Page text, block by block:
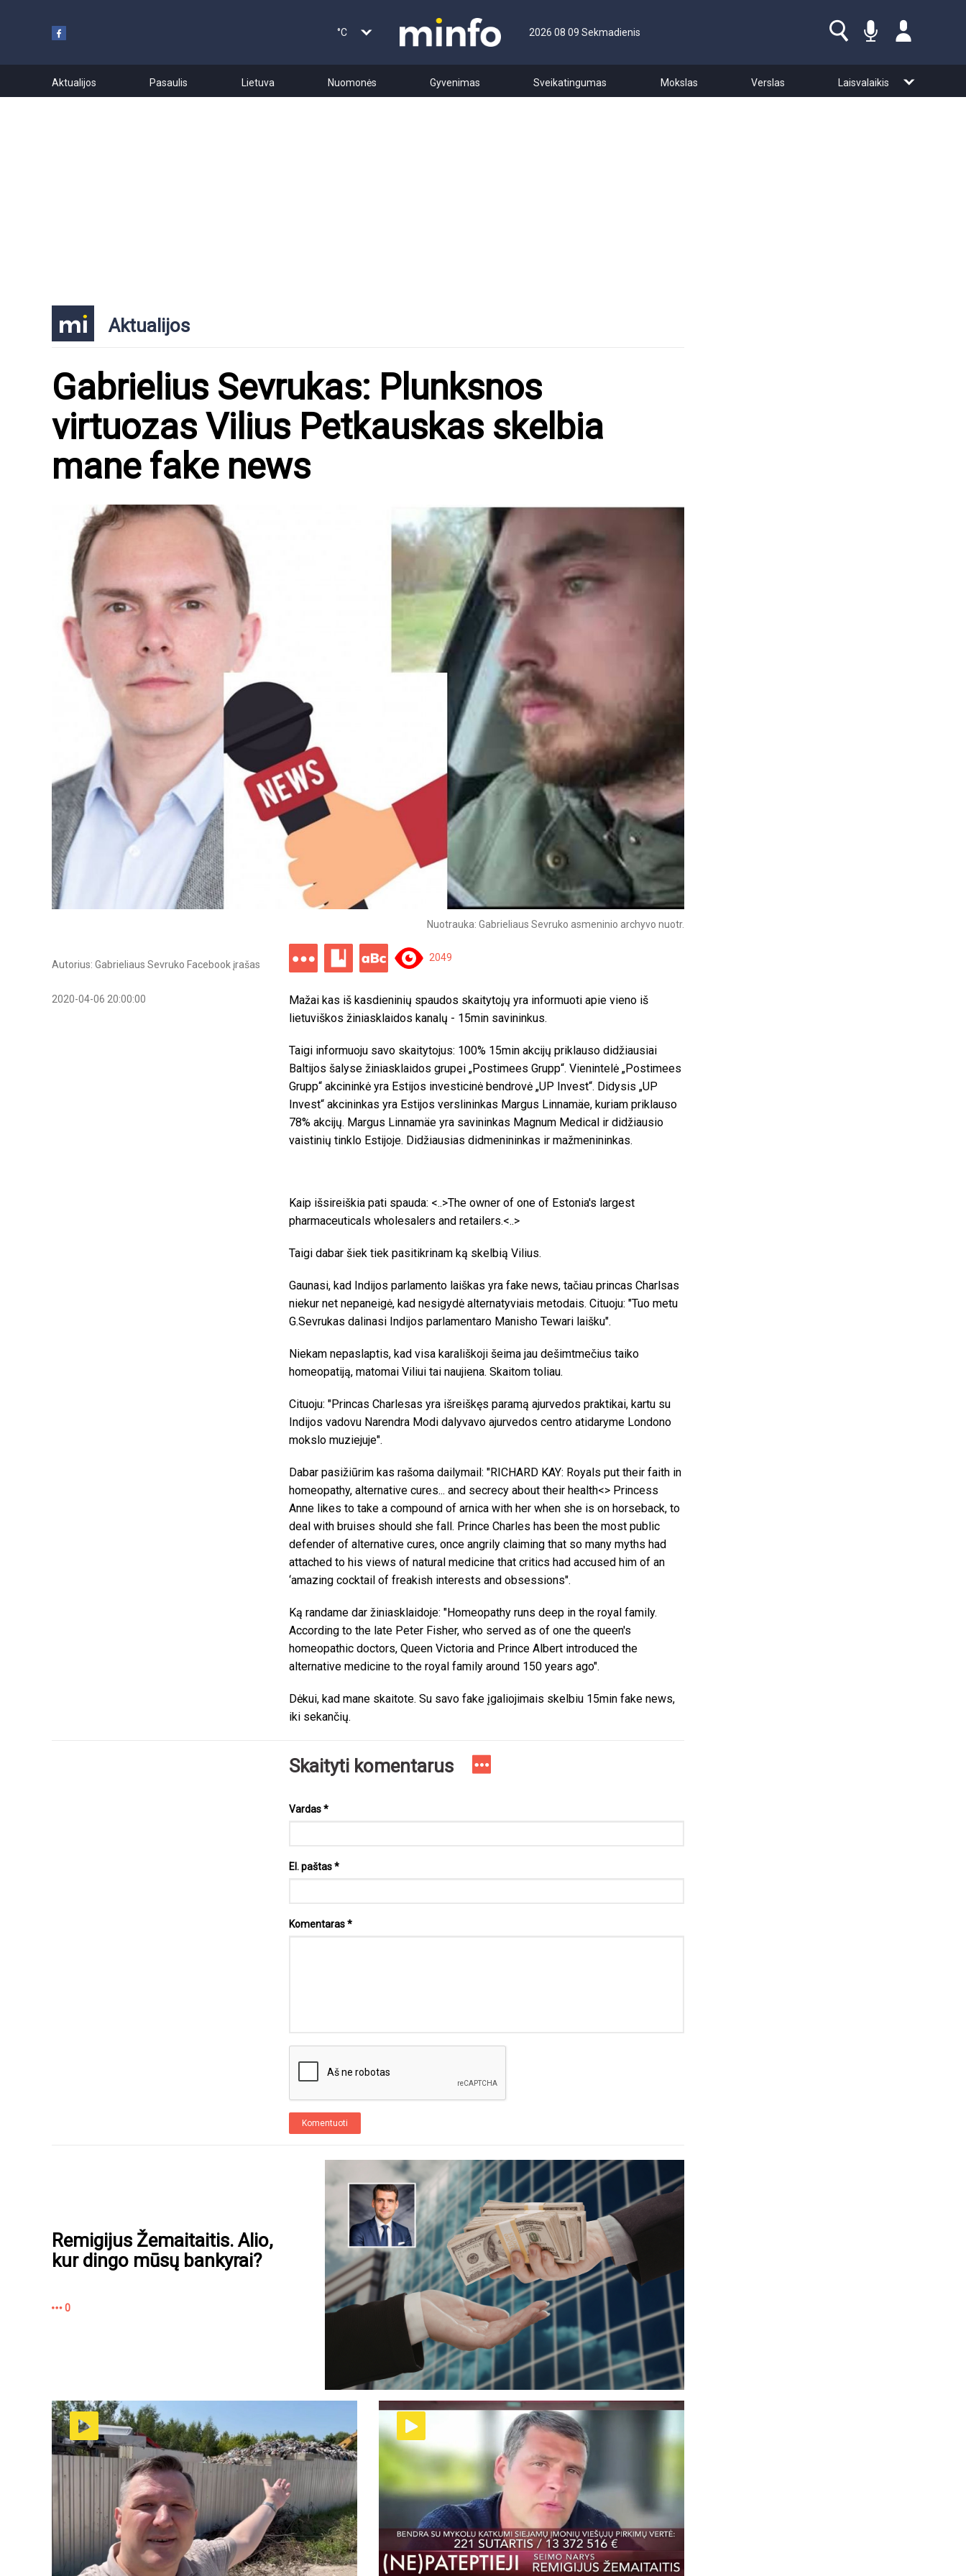
°C 2026 08 09 Sekmadienis
Aktualijos Pasaulis Lietuva Nuomonės Gyvenimas Sveikatingumas Mokslas Verslas Laisvalaikis
Aktualijos
Gabrielius Sevrukas: Plunksnos
virtuozas Vilius Petkauskas skelbia
mane fake news
Nuotrauka: Gabrieliaus Sevruko asmeninio archyvo nuotr.
Autorius: Gabrieliaus Sevruko Facebook įrašas
2049
2020-04-06 20:00:00
Mažai kas iš kasdieninių spaudos skaitytojų yra informuoti apie vieno iš
lietuviškos žiniasklaidos kanalų - 15min savininkus.
Taigi informuoju savo skaitytojus: 100% 15min akcijų priklauso didžiausiai
Baltijos šalyse žiniasklaidos grupei „Postimees Grupp“. Vienintelė „Postimees
Grupp“ akcininkė yra Estijos investicinė bendrovė „UP Invest“. Didysis „UP
Invest“ akcininkas yra Estijos verslininkas Margus Linnamäe, kuriam priklauso
78% akcijų. Margus Linnamäe yra savininkas Magnum Medical ir didžiausio
vaistinių tinklo Estijoje. Didžiausias didmenininkas ir mažmenininkas.
Kaip išsireiškia pati spauda: <..>The owner of one of Estonia's largest
pharmaceuticals wholesalers and retailers.<..>
Taigi dabar šiek tiek pasitikrinam ką skelbią Vilius.
Gaunasi, kad Indijos parlamento laiškas yra fake news, tačiau princas Charlsas
niekur net nepaneigė, kad nesigydė alternatyviais metodais. Cituoju: "Tuo metu
G.Sevrukas dalinasi Indijos parlamentaro Manisho Tewari laišku".
Niekam nepaslaptis, kad visa karališkoji šeima jau dešimtmečius taiko
homeopatiją, matomai Viliui tai naujiena. Skaitom toliau.
Cituoju: "Princas Charlesas yra išreiškęs paramą ajurvedos praktikai, kartu su
Indijos vadovu Narendra Modi dalyvavo ajurvedos centro atidaryme Londono
mokslo muziejuje".
Dabar pasižiūrim kas rašoma dailymail: "RICHARD KAY: Royals put their faith in
homeopathy, alternative cures... and secrecy about their health<> Princess
Anne likes to take a compound of arnica with her when she is on horseback, to
deal with bruises should she fall. Prince Charles has been the most public
defender of alternative cures, once angrily claiming that so many myths had
attached to his views of natural medicine that critics had accused him of an
‘amazing cocktail of freakish interests and obsessions".
Ką randame dar žiniasklaidoje: "Homeopathy runs deep in the royal family.
According to the late Peter Fisher, who served as of one the queen's
homeopathic doctors, Queen Victoria and Prince Albert introduced the
alternative medicine to the royal family around 150 years ago".
Dėkui, kad mane skaitote. Su savo fake įgaliojimais skelbiu 15min fake news,
iki sekančių.
Skaityti komentarus
Vardas*
El. paštas*
Komentaras*
Komentuoti
Remigijus Žemaitaitis. Alio,
kur dingo mūsų bankyrai?
0